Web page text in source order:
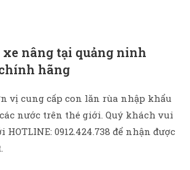
xe nâng tại quảng ninh
hãng
vị cung cấp con lăn rùa nhập khẩu
nước trên thé giới. Quý khách vui
0912.424.738 để nhận được